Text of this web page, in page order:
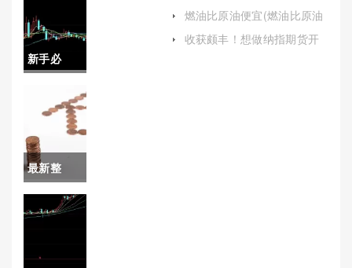
手续费
（帮助投
资者更好
地规划交
易策略）
新手必
期货直播
在线喊
单：实时
指导，精
最新整
理！期货
少(一手玻
燃油比原油便宜(燃油比原油
收获颇丰！想做纳指期货开